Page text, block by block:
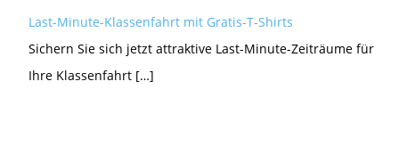
Last-Minute-Klassenfahrt mit Gratis-T-Shirts
Sichern Sie sich jetzt attraktive Last-Minute-Zeiträume für
Ihre Klassenfahrt […]